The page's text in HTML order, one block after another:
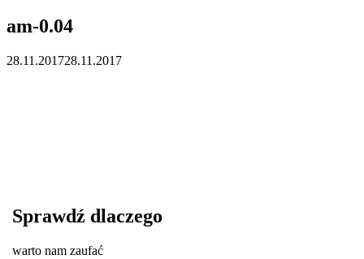
am-0.04
28.11.201728.11.2017
Sprawdź dlaczego
warto nam zaufać